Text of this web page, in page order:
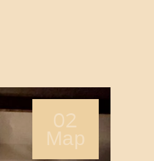
02
Мар